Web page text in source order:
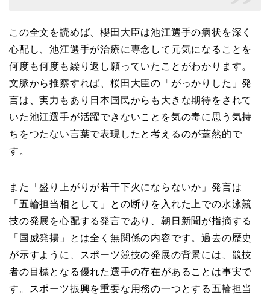
この全文を読めば、櫻田大臣は池江選手の病状を深く
心配し、池江選手が治療に専念して元気になることを
何度も何度も繰り返し願っていたことがわかります。
文脈から推察すれば、桜田大臣の「がっかりした」発
言は、実力もあり日本国民からも大きな期待をされて
いた池江選手が活躍できないことを気の毒に思う気持
ちをつたない言葉で表現したと考えるのが蓋然的で
す。
また「盛り上がりが若干下火にならないか」発言は
「五輪担当相として」との断りを入れた上での水泳競
技の発展を心配する発言であり、朝日新聞が指摘する
「国威発揚」とは全く無関係の内容です。過去の歴史
が示すように、スポーツ競技の発展の背景には、競技
者の目標となる優れた選手の存在があることは事実で
す。スポーツ振興を重要な用務の一つとする五輪担当